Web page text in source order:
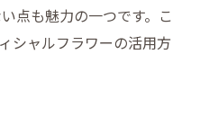
点も魅力の一つです。こ
シャルフラワーの活用方